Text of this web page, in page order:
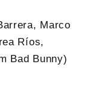
Marco
Ríos,
Bad Bunny)